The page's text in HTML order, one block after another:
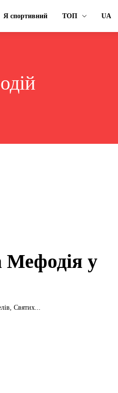
Я спортивний ТОП UA
Мефодія у
Святих...